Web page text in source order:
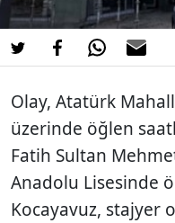
Olay, Atatürk
üzerinde öğlen
Fatih Sultan
Anadolu Lisesinde
Kocayavuz, stajyer